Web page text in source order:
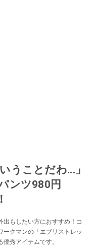
うことだわ...」
ンツ980円
出もしたい方におすすめ！コ
ークマンの「エブリストレッ
秀アイテムです。